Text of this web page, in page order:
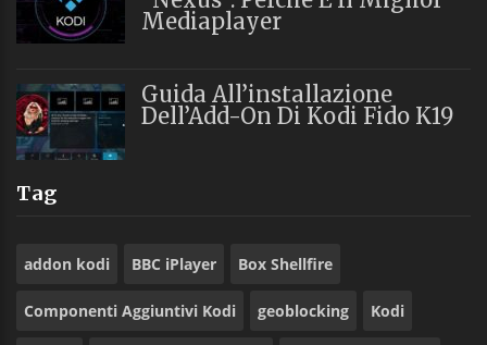
Mediaplayer
Guida All’installazione
Dell’Add-On Di Kodi Fido K19
Tag
addon kodi BBC iPlayer Box Shellfire
Componenti Aggiuntivi Kodi geoblocking Kodi